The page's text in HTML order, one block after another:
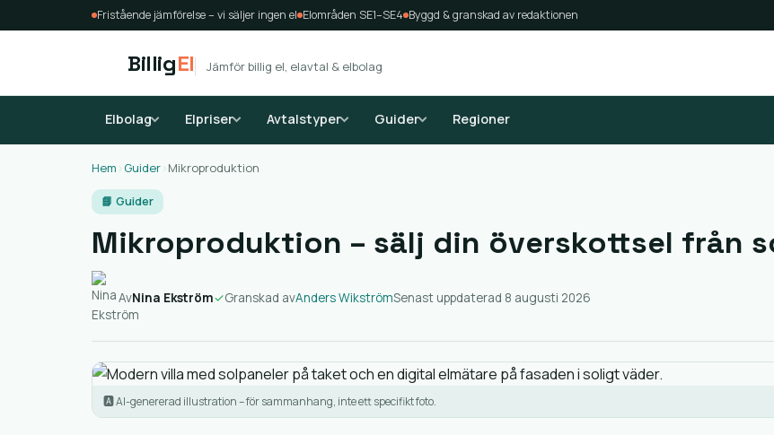
Fristående jämförelse – vi säljer ingen el Elområden SE1–SE4 Byggd & granskad av redaktionen
BilligEl Jämför billig el, elavtal & elbolag
Elbolag Elpriser Avtalstyper Guider Regioner
Hem Guider Mikroproduktion
📘 Guider
Mikroproduktion – sälj din överskottsel från
AvNina Ekström✓Granskad avAnders WikströmSenast uppdaterad 8 augusti 2026
🅰️ AI-genererad illustration – för sammanhang, inte ett specifikt foto.